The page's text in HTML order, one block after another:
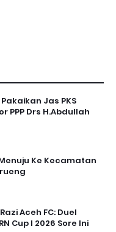
Jas PKS
PPP Drs H.Abdullah
Ke Kecamatan
Aceh FC: Duel
Cup I 2026 Sore Ini